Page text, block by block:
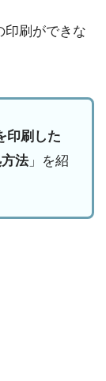
印刷ができな
印刷した
法」を紹